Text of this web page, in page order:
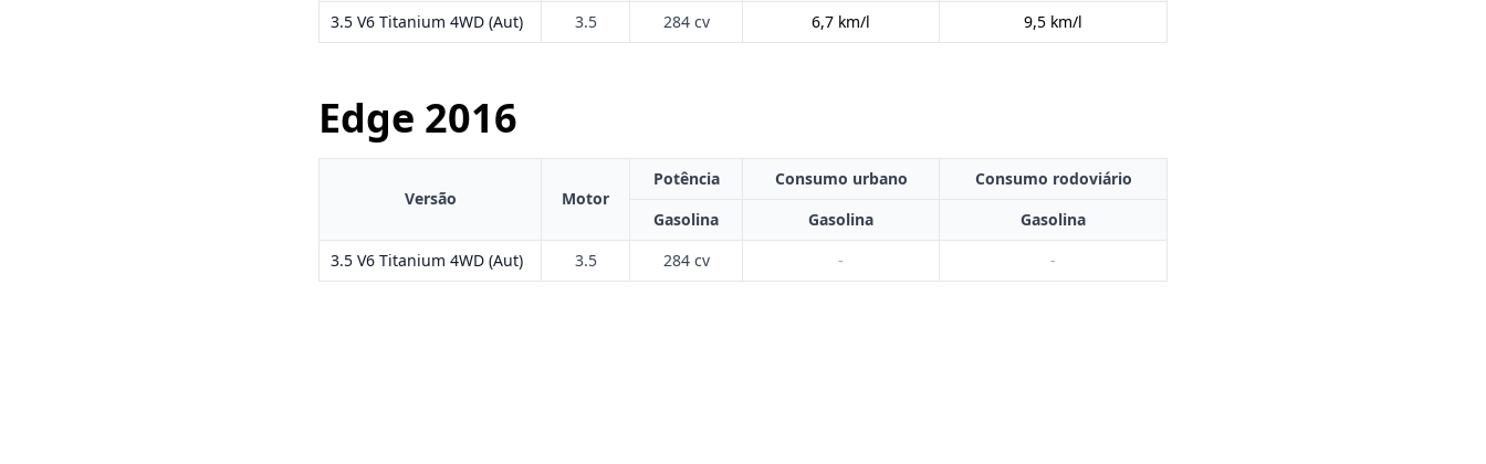
3.5 V6 Titanium 4WD (Aut)
3.5 284 cv 6,7 km/l 9,5 km/l
Edge 2016
Versão Motor
Potência Consumo urbano
Consumo rodoviário
Gasolina
Gasolina
Gasolina
3.5 V6 Titanium 4WD (Aut)
3.5 284 cv - -